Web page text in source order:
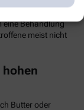
eine Behandlung
meist nicht
hohen
Butter oder